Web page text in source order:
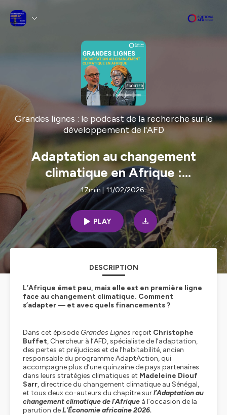
Grandes lignes : le podcast de la recherche sur le
développement de l'AFD
Adaptation au changement
climatique en Afrique :
comprendre, planifier, investir
17min | 11/02/2026
PLAY
DESCRIPTION
L’Afrique émet peu, mais elle est en première ligne
face au changement climatique. Comment
s’adapter — et avec quels financements ?
Dans cet épisodeGrandes Lignesreçoit Christophe
Buffet, Chercheur à l’AFD, spécialiste de l’adaptation,
des pertes et préjudices et de l’habitabilité, ancien
responsable du programme AdaptAction, qui
accompagne plus d’une quinzaine de pays partenaires
dans leurs stratégies climatiques et Madeleine Diouf
Sarr, directrice du changement climatique au Sénégal,
et tous deux co-auteurs du chapitre surl’Adaptation au
changement climatique de l’Afrique à l’occasion de la
parution deL’Économie africaine 2026.